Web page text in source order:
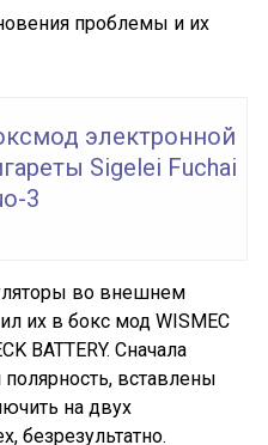
проблемы и их
электронной
Sigelei Fuchai
3
во внешнем
их в бокс мод WISMEC
BATTERY. Сначала
вставлены
на двух
безрезультатно.